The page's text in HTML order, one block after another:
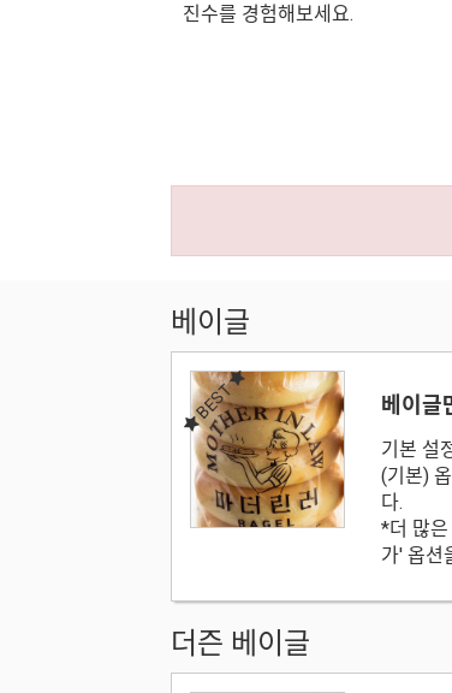
진수를 경험해보세요.
베이글
BEST 베이글
기본 설
(기본)
다.
*더 많
가' 옵션
더즌 베이글